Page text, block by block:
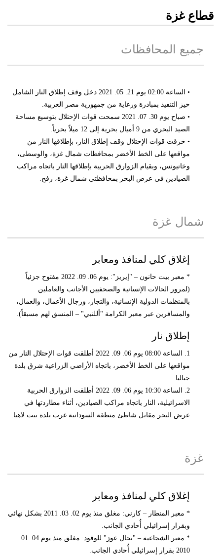
قطاع غزة
جميع المحافظات
• الساعة 02:00 يوم 21. 05. 2021 دخل وقف إطلاق النار الشامل
حيز التنفيذ بمبادرة ورعاية من جمهورية مصر العربية.
• صباح يوم 30. 07. 2021 سمحت قوات الإحتلال بتوسيع مساحة
الصيد البحري من 9 أميال بحرية إلى 12 ميلاً بحرياً.
• خرقت قوات الإحتلال وقف إطلاق النار، بإطلاقها النار من
مواقعها على الخط الأخضر بمحافظات شمال غزة، والوسطى،
وخانيونس، وبقيام الزوارق الحربية بإطلاقها النار باتجاه مراكب
الصيادين في عرض البحر بمحافظتي شمال غزة، رفح.
شمال غزة
إغلاق كلي لمنافذ ومعابر
* معبر بيت حانون – "إيريز": يوم 06. 09. 2022 مفتوح جزئياً
(لمرور الحالات الإنسانية والصحفيين الأجانب والعاملين
بالمنظمات الدولية الإنسانية، والتجار، ورجال الأعمال، والعمال،
والمسافرين عبر معبر الكرامة "أللنبي" – المنسق لهم مسبقاً).
إطلاق نار
1. الساعة 08:00 يوم 06. 09. 2022 أطلقت قوات الإحتلال النار من
مواقعها على الخط الأخضر، باتجاه الأراضي الزراعية شرق بلدة
جباليا.
2. الساعة 10:30 يوم 06. 09. 2022 أطلقت الزوارق الحربية
الاسرائيلية، النار باتجاه مراكب الصيادين، أثناء مطاردتها في
عرض البحر مقابل شاطئ منطقة السودانية غرب بلدة بيت لاهيا.
غزة
إغلاق كلي لمنافذ ومعابر
* معبر المنطار – كارني: مغلق منذ يوم 02. 03. 2011 بشكل نهائي
وبقرار إسرائيلي أُحادي الجانب.
* معبر الشجاعية – "نحال عوز" للوقود: مغلق منذ يوم 04. 01.
2010 بقرار إسرائيلي أُحادي الجانب.